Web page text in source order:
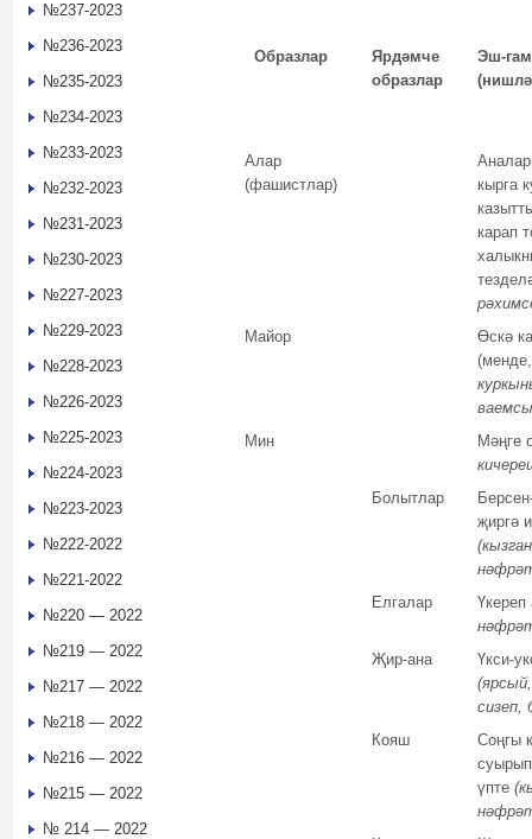
Образлар
Ярдәмче
образлар
Эш-
Алар
(фашистлар)
кырга
карап
Майор
Өскә
Мин
Мәңге
Болытлар
җиргә
Елгалар
Җир-ана
Үкси-
сизеп,
Кояш
Соңгы
үпте
№237-2023
№236-2023
№235-2023
№234-2023
№233-2023
№232-2023
№231-2023
№230-2023
№227-2023
№229-2023
№228-2023
№226-2023
№225-2023
№224-2023
№223-2023
№222-2022
№221-2022
№220 — 2022
№219 — 2022
№217 — 2022
№218 — 2022
№216 — 2022
№215 — 2022
№ 214 — 2022